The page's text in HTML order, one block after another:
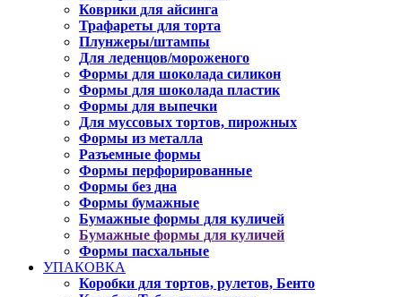
Коврики для айсинга
Трафареты для торта
Плунжеры/штампы
Для леденцов/мороженого
Формы для шоколада силикон
Формы для шоколада пластик
Формы для выпечки
Для муссовых тортов, пирожных
Формы из металла
Разъемные формы
Формы перфорированные
Формы без дна
Формы бумажные
Бумажные формы для куличей
Бумажные формы для куличей
Формы пасхальные
УПАКОВКА
Коробки для тортов, рулетов, Бенто